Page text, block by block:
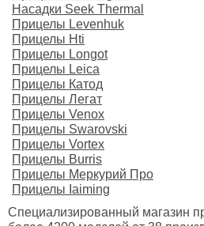
Насадки Seek Thermal
Прицелы Levenhuk
Прицелы Hti
Прицелы Longot
Прицелы Leica
Прицелы Катод
Прицелы Легат
Прицелы Venox
Прицелы Swarovski
Прицелы Vortex
Прицелы Burris
Прицелы Меркурий Про
Прицелы Iaiming
Специализированный магазин